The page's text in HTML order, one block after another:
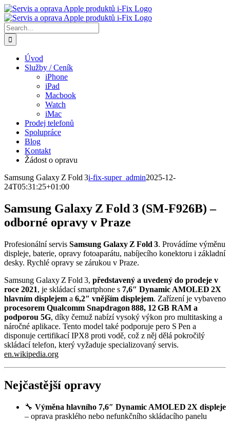
Skip
to
content
Search
for:
Úvod
Služby / Ceník
iPhone
iPad
Macbook
Watch
iMac
Prodej telefonů
Spolupráce
Blog
Kontakt
Žádost o opravu
Samsung Galaxy Z Fold 3i-fix-super_admin2025-12-
24T05:31:25+01:00
Samsung Galaxy Z Fold 3 (SM‑F926B) –
odborné opravy v Praze
Profesionální servis Samsung Galaxy Z Fold 3. Provádíme výměnu
displeje, baterie, opravy fotoaparátu, nabíjecího konektoru i základní
desky. Rychlé opravy se zárukou v Praze.
Samsung Galaxy Z Fold 3, představený a uvedený do prodeje v
roce 2021, je skládací smartphone s 7,6″ Dynamic AMOLED 2X
hlavním displejem a 6,2″ vnějším displejem. Zařízení je vybaveno
procesorem Qualcomm Snapdragon 888, 12 GB RAM a
podporou 5G, díky čemuž nabízí vysoký výkon pro multitasking a
náročné aplikace. Tento model také podporuje pero S Pen a
disponuje certifikací IPX8 proti vodě, což z něj dělá pokročilý
skládací telefon, který vyžaduje specializovaný servis.
en.wikipedia.org
Nejčastější opravy
🔧 Výměna hlavního 7,6″ Dynamic AMOLED 2X displeje
– oprava prasklého nebo nefunkčního skládacího panelu